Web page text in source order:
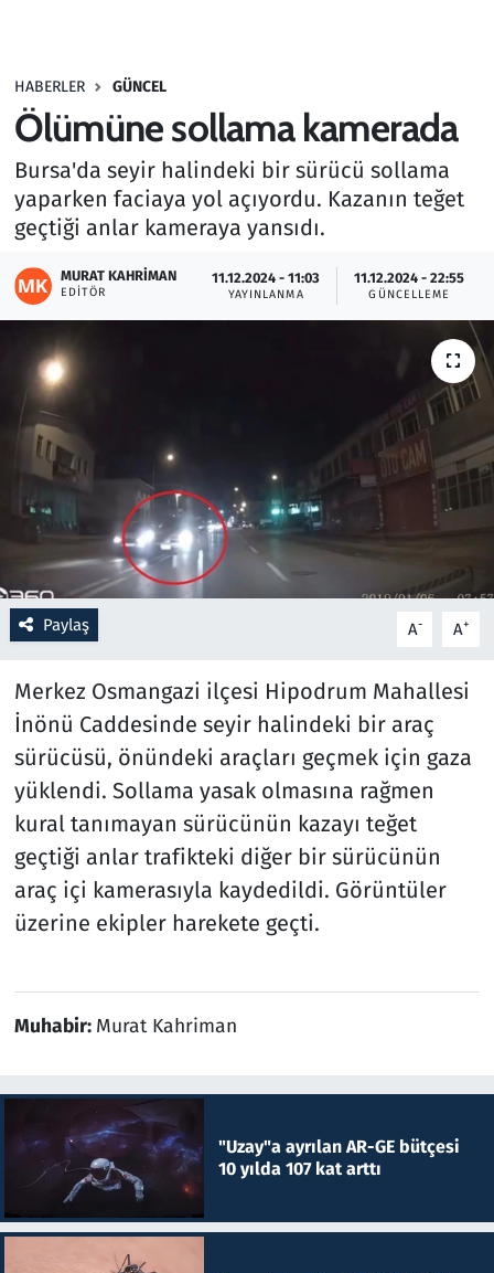
HABERLER GÜNCEL
Ölümüne sollama kamerada
Bursa'da seyir halindeki bir sürücü sollama
yaparken faciaya yol açıyordu. Kazanın teğet
geçtiği anlar kameraya yansıdı.
MURAT KAHRIMAN
EDITÖR
11.12.2024 - 11:03
YAYINLANMA
11.12.2024 - 22:55
GÜNCELLEME
Paylaş A- A+
Merkez Osmangazi ilçesi Hipodrum Mahallesi
İnönü Caddesinde seyir halindeki bir araç
sürücüsü, önündeki araçları geçmek için gaza
yüklendi. Sollama yasak olmasına rağmen
kural tanımayan sürücünün kazayı teğet
geçtiği anlar trafikteki diğer bir sürücünün
araç içi kamerasıyla kaydedildi. Görüntüler
üzerine ekipler harekete geçti.
Muhabir: Murat Kahriman
"Uzay"a ayrılan AR-GE bütçesi
10 yılda 107 kat arttı
Haber
Kurumsal Haberler
Lezzet Durağı
Memur ve Kamu
Otomobil
Oyun
Ramazan
Resmi İlanlar
Rüya Tabirleri
Savunma Sanayi
Seçim 2023
Spor
Teknoloji ve Bilim
Televizyon